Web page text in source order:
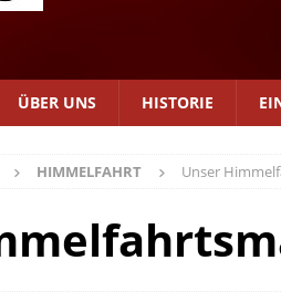
ÜBER UNS HISTORIE
HIMMELFAHRT Unser